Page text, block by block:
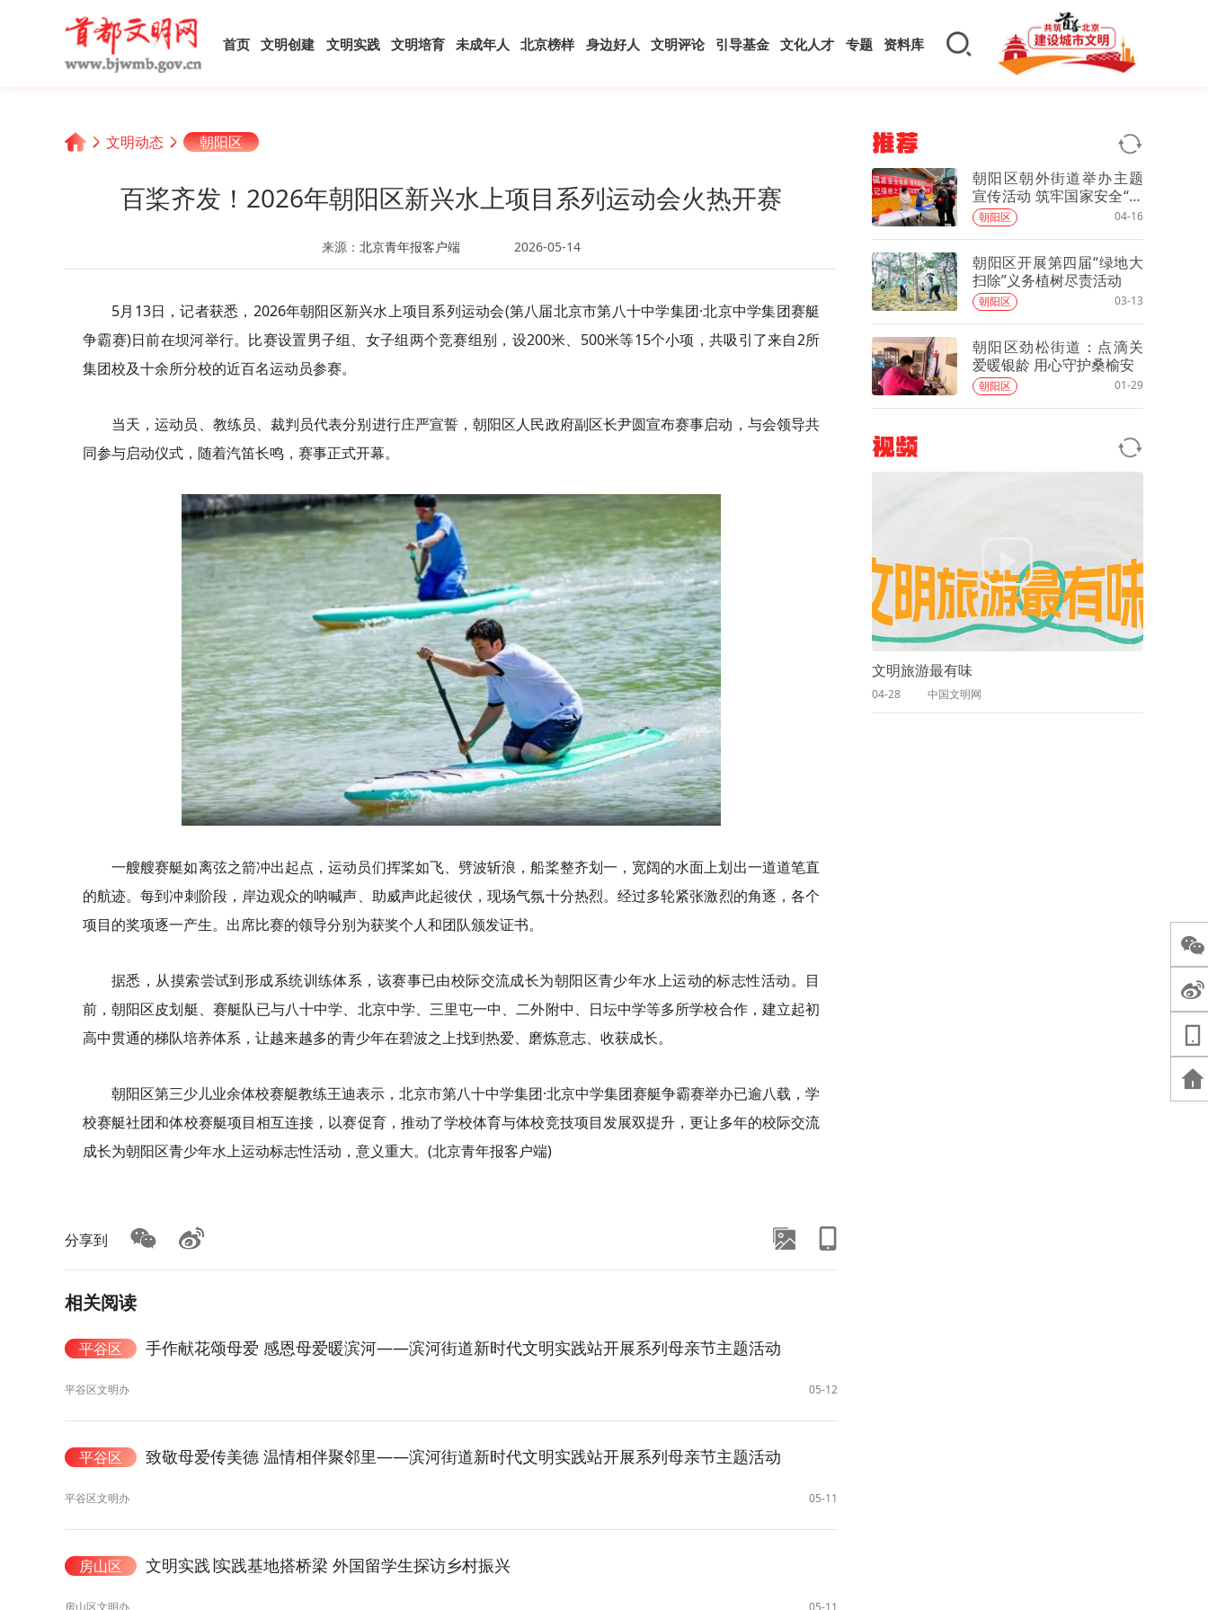
首页 文明创建 文明实践 文明培育 未成年人 北京榜样 身边好人 文明评论 引导基金 文化人才 专题 资料库
文明动态 朝阳区
百桨齐发！2026年朝阳区新兴水上项目系列运动会火热开赛
来源： 北京青年报客户端 2026-05-14
5月13日，记者获悉，2026年朝阳区新兴水上项目系列运动会(第八届北京市第八十中学集团·北京中学集团赛艇
争霸赛)日前在坝河举行。比赛设置男子组、女子组两个竞赛组别，设200米、500米等15个小项，共吸引了来自2所
集团校及十余所分校的近百名运动员参赛。
当天，运动员、教练员、裁判员代表分别进行庄严宣誓，朝阳区人民政府副区长尹圆宣布赛事启动，与会领导共
同参与启动仪式，随着汽笛长鸣，赛事正式开幕。
一艘艘赛艇如离弦之箭冲出起点，运动员们挥桨如飞、劈波斩浪，船桨整齐划一，宽阔的水面上划出一道道笔直
的航迹。每到冲刺阶段，岸边观众的呐喊声、助威声此起彼伏，现场气氛十分热烈。经过多轮紧张激烈的角逐，各个
项目的奖项逐一产生。出席比赛的领导分别为获奖个人和团队颁发证书。
据悉，从摸索尝试到形成系统训练体系，该赛事已由校际交流成长为朝阳区青少年水上运动的标志性活动。目
前，朝阳区皮划艇、赛艇队已与八十中学、北京中学、三里屯一中、二外附中、日坛中学等多所学校合作，建立起初
高中贯通的梯队培养体系，让越来越多的青少年在碧波之上找到热爱、磨炼意志、收获成长。
朝阳区第三少儿业余体校赛艇教练王迪表示，北京市第八十中学集团·北京中学集团赛艇争霸赛举办已逾八载，学
校赛艇社团和体校赛艇项目相互连接，以赛促育，推动了学校体育与体校竞技项目发展双提升，更让多年的校际交流
成长为朝阳区青少年水上运动标志性活动，意义重大。(北京青年报客户端)
分享到
相关阅读
平谷区 手作献花颂母爱 感恩母爱暖滨河——滨河街道新时代文明实践站开展系列母亲节主题活动
平谷区文明办 05-12
平谷区 致敬母爱传美德 温情相伴聚邻里——滨河街道新时代文明实践站开展系列母亲节主题活动
平谷区文明办 05-11
房山区 文明实践∣实践基地搭桥梁 外国留学生探访乡村振兴
房山区文明办 05-11
推荐
朝阳区朝外街道举办主题
宣传活动 筑牢国家安全“人
民防线”
朝阳区 04-16
朝阳区开展第四届“绿地大
扫除”义务植树尽责活动
朝阳区 03-13
朝阳区劲松街道：点滴关
爱暖银龄 用心守护桑榆安
朝阳区 01-29
视频
文明旅游最有味
04-28 中国文明网